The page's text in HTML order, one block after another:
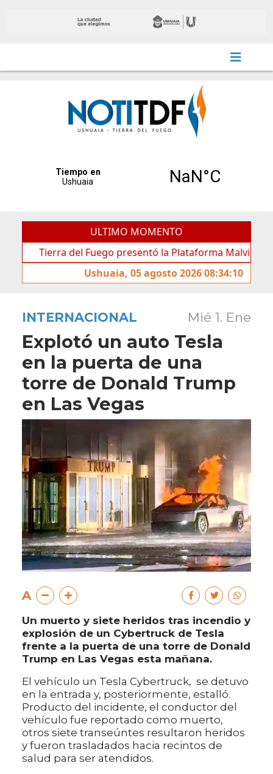
ULTIMO MOMENTO
del Fuego presentó la Plataforma Malvinas, una
Ushuaia, 05 agosto 2026 08:34:10
INTERNACIONAL Mié 1. Ene
Explotó un auto Tesla
en la puerta de una
torre de Donald Trump
en Las Vegas
A
Un muerto y siete heridos tras incendio y
explosión de un Cybertruck de Tesla
frente a la puerta de una torre de Donald
Trump en Las Vegas esta mañana.
El vehículo un Tesla Cybertruck, se detuvo
en la entrada y, posteriormente, estalló.
Producto del incidente, el conductor del
vehículo fue reportado como muerto,
otros siete transeúntes resultaron heridos
y fueron trasladados hacia recintos de
salud para ser atendidos.